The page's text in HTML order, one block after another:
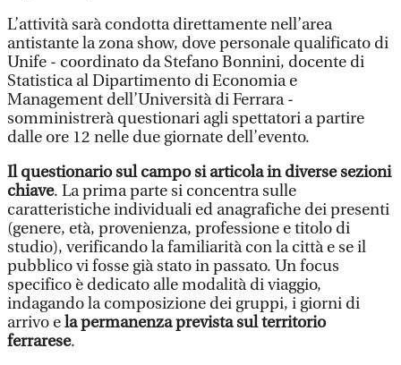
L’attività sarà condotta direttamente nell’area
antistante la zona show, dove personale qualificato di
Unife - coordinato da Stefano Bonnini, docente di
Statistica al Dipartimento di Economia e
Management dell’Università di Ferrara -
somministrerà questionari agli spettatori a partire
dalle ore 12 nelle due giornate dell’evento.
Il questionario sul campo si articola in diverse sezioni
chiave. La prima parte si concentra sulle
caratteristiche individuali ed anagrafiche dei presenti
(genere, età, provenienza, professione e titolo di
studio), verificando la familiarità con la città e se il
pubblico vi fosse già stato in passato. Un focus
specifico è dedicato alle modalità di viaggio,
indagando la composizione dei gruppi, i giorni di
arrivo ela permanenza prevista sul territorio
ferrarese.